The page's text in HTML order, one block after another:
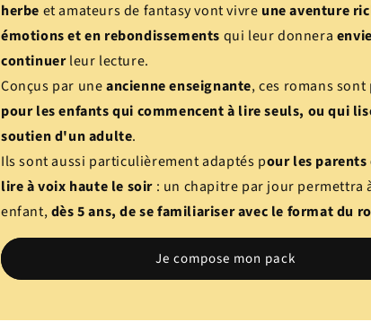
herbe et amateurs de fantasy vont vivre une aventure
émotions et en rebondissements qui leur donnera
continuerleur lecture.
Conçus par uneancienne enseignante, ces romans
pour les enfants qui commencent à lire seuls, ou qui
soutien d'un adulte.
Ils sont aussi particulièrement adaptés pour les
lire à voix haute le soir : un chapitre par jour permettra
enfant,dès 5 ans, de se familiariser avec le format du
Je compose mon pack